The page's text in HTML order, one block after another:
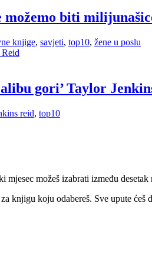
možemo biti
knjige, savjeti, top10, žene u poslu
gori’ Taylor
reid, top10
možeš izabrati između
knjigu koju odabereš. Sve upute